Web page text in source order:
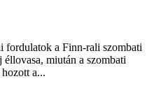
fordulatok a Finn-rali szombati
miután a szombati
a...